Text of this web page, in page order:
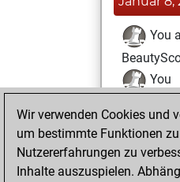
You
You
of 1588
You
your Fritz
Wir verwenden Cookies und
um bestimmte Funktionen
Nutzererfahrungen zu
Inhalte auszuspielen.